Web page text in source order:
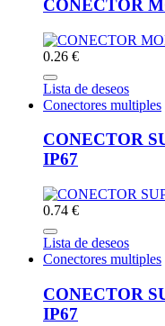
CONECTOR
0.26 €
Lista de deseos
Conectores multiples
CONECTOR
IP67
0.74 €
Lista de deseos
Conectores multiples
CONECTOR
IP67